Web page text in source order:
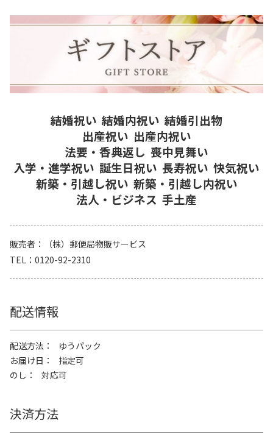
結婚祝い 結婚内祝い 結婚引出物
出産祝い 出産内祝い
法要・香典返し 喪中見舞い
入学・進学祝い 誕生日祝い 長寿祝い 快気祝い
新築・引越し祝い 新築・引越し内祝い
法人・ビジネス 手土産
販売者
（株）郵便局物販サービス
TEL
0120-92-2310
配送情報
配送方法
ゆうパック
お届け日
指定可
のし
対応可
決済方法